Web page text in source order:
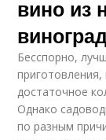
вино из
Бесспорно,
достаточное
Однако
по разным